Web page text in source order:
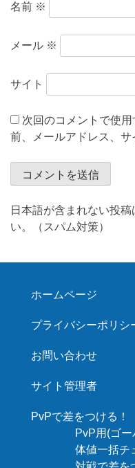
名前 ※
メール ※
サイト
次回のコメントで使
前、メールアドレス、サ
日本語が含まれない投
い。（スパム対策）
ホームページ
プライバシーポリシ
お問い合わせ
サイト管理者
PvPで差をつける
PvP用(ゴ
体値一括チ